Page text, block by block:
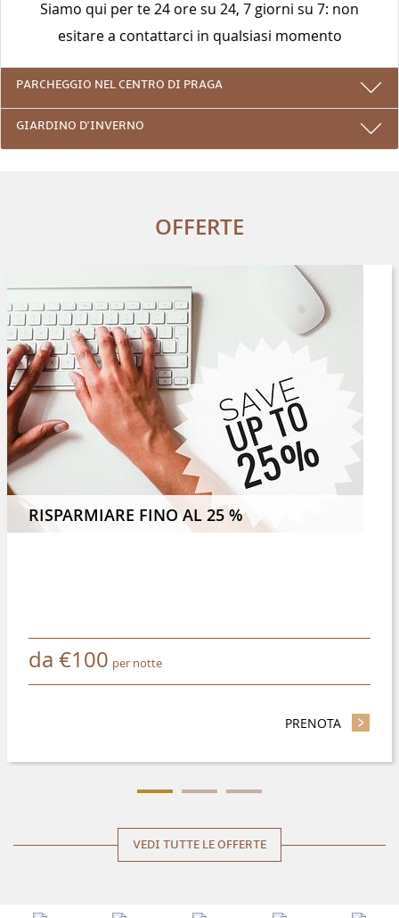
Siamo qui per te 24 ore su 24, 7 giorni su 7: non
esitare a contattarci in qualsiasi momento
PARCHEGGIO NEL CENTRO DI PRAGA
GIARDINO D'INVERNO
OFFERTE
4 NOTTI O PIÙ E RISPARMIATE IL 8 %
RISPARMIARE FINO AL 25 %
da €100 per notte
PRENOTA -
VEDI TUTTE LE OFFERTE